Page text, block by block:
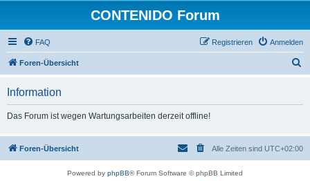
CONTENIDO Forum
FAQ Anmelden
Registrieren
Foren-Übersicht
Information
Das Forum ist wegen Wartungsarbeiten derzeit offline!
Foren-Übersicht Alle Zeiten sind UTC+02:00
Powered by phpBB® Forum Software © phpBB Limited